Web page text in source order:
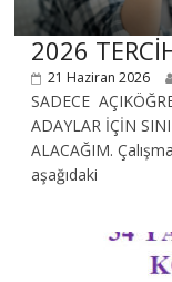
2026
21 Haziran 2026
SADECE
ADAYLAR İÇİN
ALACAĞIM.
aşağıdaki